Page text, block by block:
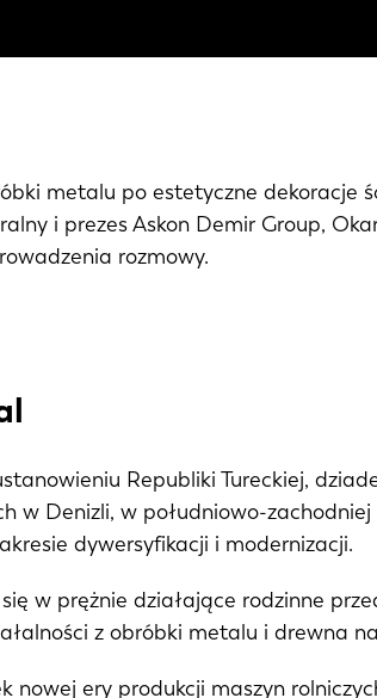
metalu po estetyczne dekoracje
i prezes Askon Demir Group,
rozmowy.
Republiki Tureckiej,
w Denizli, w południowo-
dywersyfikacji i modernizacji.
w prężnie działające rodzinne
z obróbki metalu i drewna
nowej ery produkcji maszyn